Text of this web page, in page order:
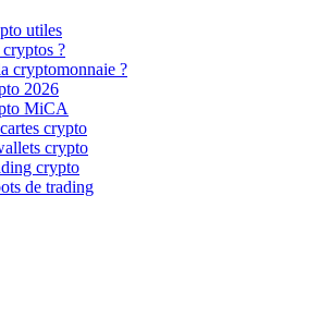
utiles
?
cryptomonnaie ?
2026
MiCA
crypto
crypto
crypto
de trading